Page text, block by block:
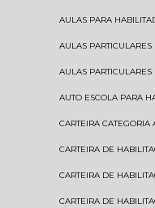
AULAS PARA
AULAS
AULAS
AUTO ESCOLA PARA
CARTEIRA
CARTEIRA DE
CARTEIRA DE
CARTEIRA DE